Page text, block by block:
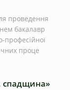
проведення
бакалавр
професійної
проце
спадщина»